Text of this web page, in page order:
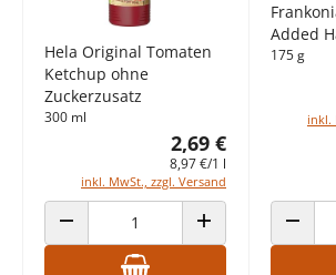
Hela Original Tomaten
Ketchup ohne
Zuckerzusatz
300 ml
2,69 €
8,97 €/1 l
inkl. MwSt., zzgl. Versand
ANZAHL VERRINGERN ANZAHL ERHÖHEN
Added
175 g
inkl.